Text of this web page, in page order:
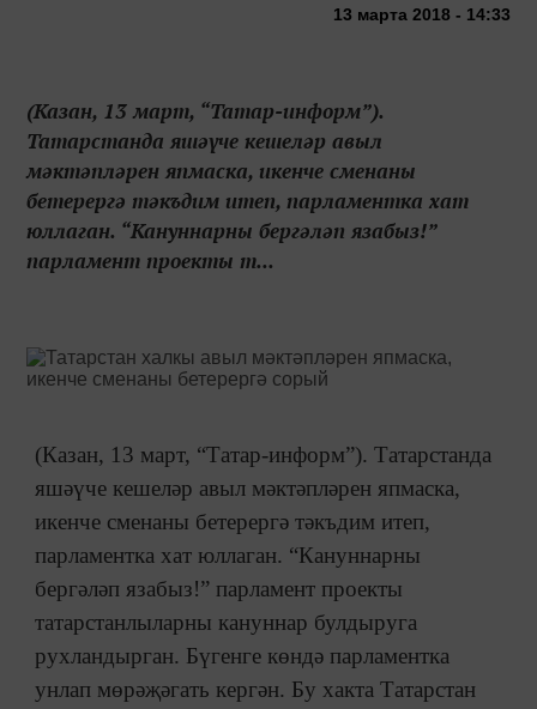
13 марта 2018 - 14:33
(Казан, 13 март, “Татар-информ”).
Татарстанда яшәүче кешеләр авыл
мәктәпләрен япмаска, икенче сменаны
бетерергә тәкъдим итеп, парламентка хат
юллаган. “Кануннарны бергәләп язабыз!”
парламент проекты т...
(Казан, 13 март, “Татар-информ”). Татарстанда
яшәүче кешеләр авыл мәктәпләрен япмаска,
икенче сменаны бетерергә тәкъдим итеп,
парламентка хат юллаган. “Кануннарны
бергәләп язабыз!” парламент проекты
татарстанлыларны кануннар булдыруга
рухландырган. Бүгенге көндә парламентка
унлап мөрәҗәгать кергән. Бу хакта Татарстан